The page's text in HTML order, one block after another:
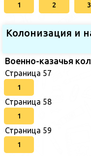
1 2 3
Колонизация и
Военно-казачья
Страница 57
1
Страница 58
1
Страница 59
1